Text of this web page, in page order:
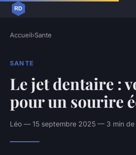
Accueil›Sante
SANTE
Le jet dentaire :
pour un sourire
Léo — 15 septembre 2025 — 3 min de